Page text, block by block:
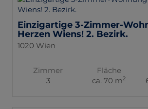
Einzigartige 3-Zimmer-
Herzen Wiens! 2. Bezirk.
1020 Wien
Zimmer
3
Fläche
ca. 70 m2